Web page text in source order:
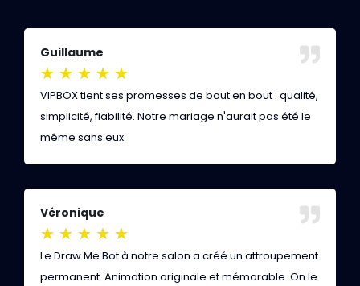
Guillaume
★ ★ ★ ★ ★
VIPBOX tient ses promesses de bout en bout : qualité,
simplicité, fiabilité. Notre mariage n'aurait pas été le
même sans eux.
Véronique
★ ★ ★ ★ ★
Le Draw Me Bot à notre salon a créé un attroupement
permanent. Animation originale et mémorable. On le